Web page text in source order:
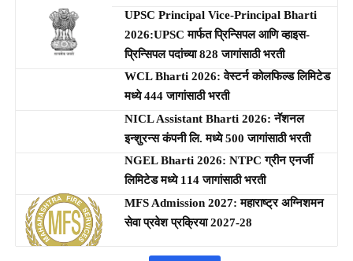
UPSC Principal Vice-Principal Bharti
2026:UPSC मार्फत प्रिन्सिपल आणि व्हाइस-
प्रिन्सिपल पदांच्या 828 जागांसाठी भरती
WCL Bharti 2026: वेस्टर्न कोलफिल्ड लिमिटेड
मध्ये 444 जागांसाठी भरती
NICL Assistant Bharti 2026: नॅशनल
इन्शुरन्स कंपनी लि. मध्ये 500 जागांसाठी भरती
NGEL Bharti 2026: NTPC ग्रीन एनर्जी
लिमिटेड मध्ये 114 जागांसाठी भरती
MFS Admission 2027: महाराष्ट्र अग्निशमन
सेवा प्रवेश प्रक्रिया 2027-28